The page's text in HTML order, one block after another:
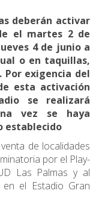
deberán activar
el martes 2 de
4 de junio a
o en taquillas,
Por exigencia del
esta activación
se realizará
vez se haya
establecido
de localidades
por el Play-
Las Palmas y al
el Estadio Gran